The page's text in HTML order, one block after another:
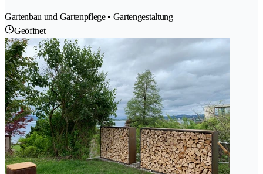
Gartenbau und Gartenpflege • Gartengestaltung
Geöffnet